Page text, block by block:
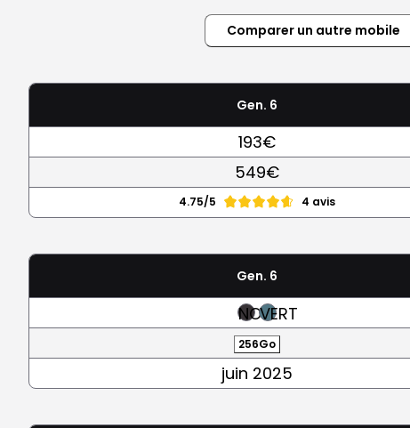
Comparer un autre mobile
Gen. 6
193€
549€
4.75/5 4 avis
Gen. 6
NOIRVERT
256Go
juin 2025